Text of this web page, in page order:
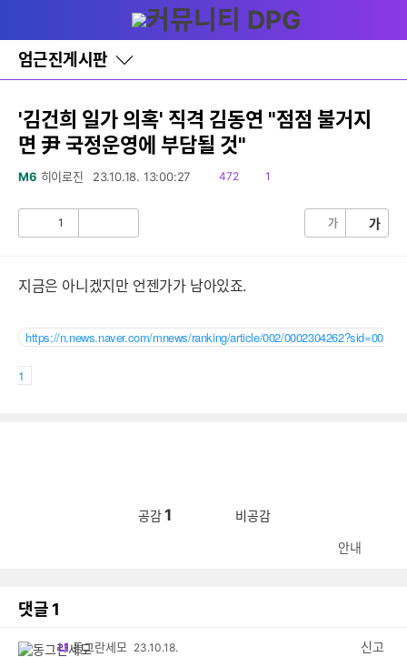
와
홈
엄근진게시판
바
로
기
레
이
어
창
글
'김건희 일가 의혹' 직격 김동연 "점점 불거지
면 尹 국정운영에 부담될 것"
M6 히이로진 23.10.18. 13:00:27
읽
472
댓1
1 가 가
지금은 아니겠지만 언젠가가 남아있죠.
https://n.news.naver.com/mnews/ranking/article/002/0002304262?sid=00
1
공감 1 비공감
안내
댓글 1
L1 동그란세모 23.10.18.
신고